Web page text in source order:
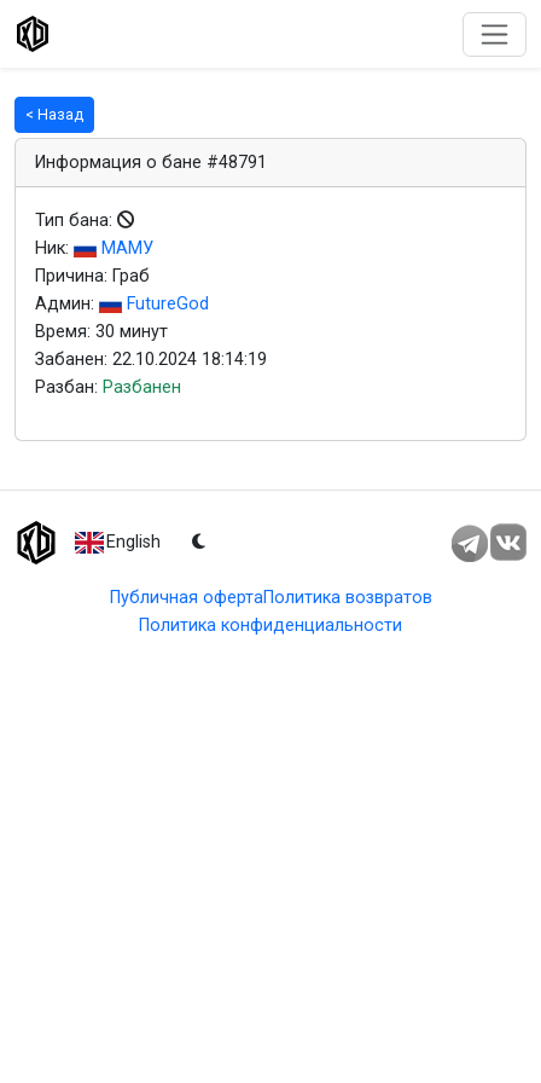
< Назад
Информация о бане #48791
Тип бана:
Ник:
МАМУ
Причина: Граб
Админ:
FutureGod
Время: 30 минут
Забанен: 22.10.2024 18:14:19
Разбан: Разбанен
English
Публичная офертаПолитика возвратов
Политика конфиденциальности